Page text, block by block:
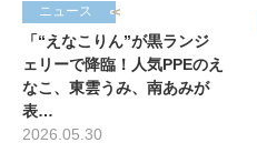
ニュース
「“えなこりん”が黒ランジ
ェリーで降臨！人気PPEのえ
なこ、東雲うみ、南あみが
表…
2026.05.30